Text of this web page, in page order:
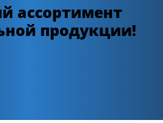
ассортимент
продукции!